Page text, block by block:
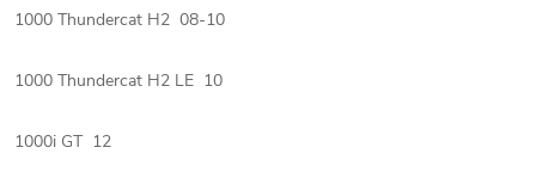
1000 Thundercat H2 08-10
1000 Thundercat H2 LE 10
1000i GT 12